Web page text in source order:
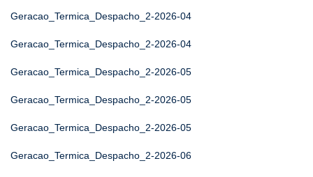
Geracao_Termica_Despacho_2-2026-04
Geracao_Termica_Despacho_2-2026-04
Geracao_Termica_Despacho_2-2026-05
Geracao_Termica_Despacho_2-2026-05
Geracao_Termica_Despacho_2-2026-05
Geracao_Termica_Despacho_2-2026-06